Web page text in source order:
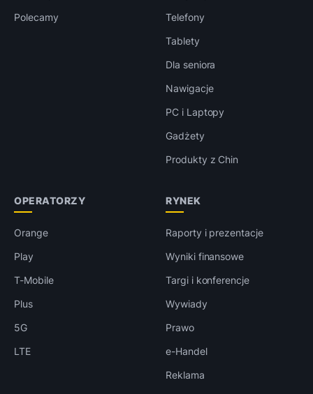
Polecamy
Telefony
Tablety
Dla seniora
Nawigacje
PC i Laptopy
Gadżety
Produkty z Chin
OPERATORZY
Orange
Play
T-Mobile
Plus
5G
LTE
RYNEK
Raporty i prezentacje
Wyniki finansowe
Targi i konferencje
Wywiady
Prawo
e-Handel
Reklama